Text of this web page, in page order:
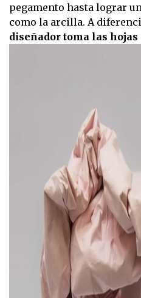
pegamento hasta lograr
como la arcilla. A
diseñador toma las